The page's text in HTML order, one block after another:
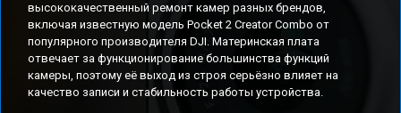
высококачественный ремонт камер разных брендов,
включая известную модель Pocket 2 Creator Combo от
популярного производителя DJI. Материнская плата
отвечает за функционирование большинства функций
камеры, поэтому её выход из строя серьёзно влияет на
качество записи и стабильность работы устройства.